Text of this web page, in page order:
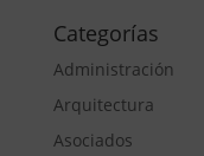
Categorías
Administración
Arquitectura
Asociados